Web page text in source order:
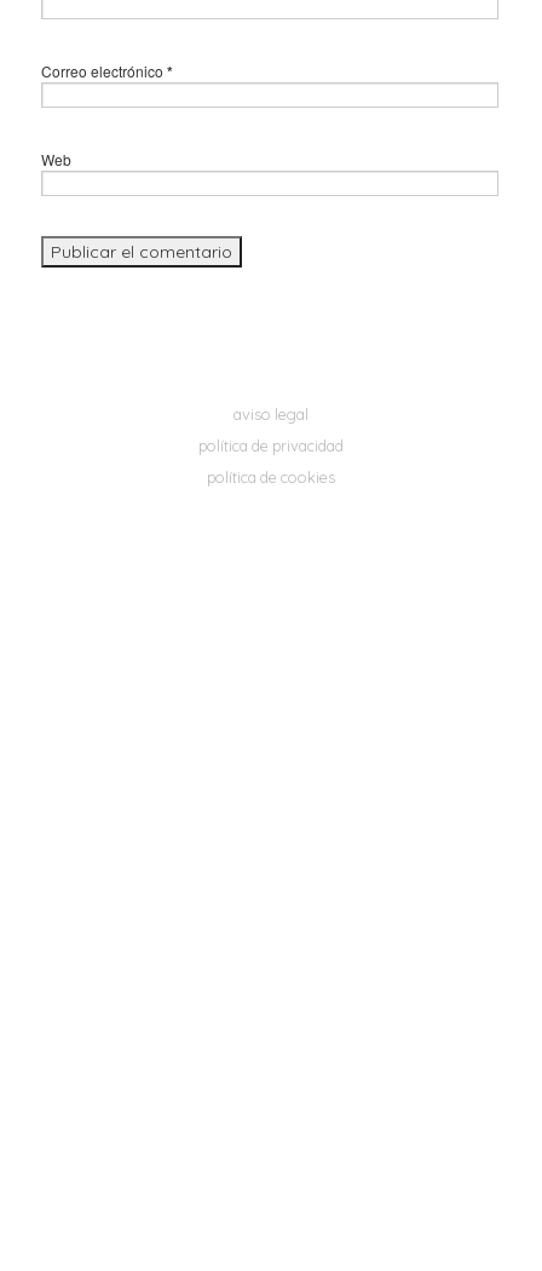
Correo electrónico *
Web
aviso legal
política de privacidad
política de cookies